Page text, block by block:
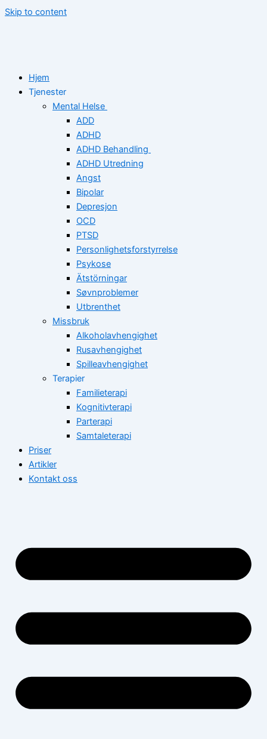
Skip to content
Hjem
Tjenester
Mental Helse
ADD
ADHD
ADHD Behandling
ADHD Utredning
Angst
Bipolar
Depresjon
OCD
PTSD
Personlighetsforstyrrelse
Psykose
Ätstörningar
Søvnproblemer
Utbrenthet
Missbruk
Alkoholavhengighet
Rusavhengighet
Spilleavhengighet
Terapier
Familieterapi
Kognitivterapi
Parterapi
Samtaleterapi
Priser
Artikler
Kontakt oss